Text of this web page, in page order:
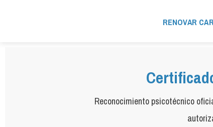
RENOVAR
Reconocimiento psicotécnico